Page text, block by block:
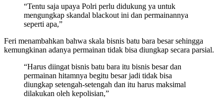
“Tentu saja upaya Polri perlu didukung ya untuk
mengungkap skandal blackout ini dan permainannya
seperti apa,”
Feri menambahkan bahwa skala bisnis batu bara besar sehingga
kemungkinan adanya permainan tidak bisa diungkap secara parsial.
“Harus diingat bisnis batu bara itu bisnis besar dan
permainan hitamnya begitu besar jadi tidak bisa
diungkap setengah-setengah dan itu harus maksimal
dilakukan oleh kepolisian,”